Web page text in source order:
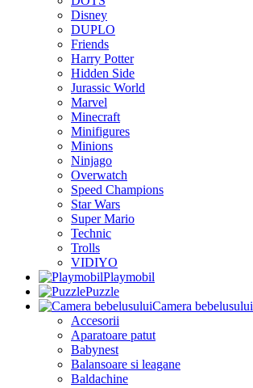
Disney
DUPLO
Friends
Harry Potter
Hidden Side
Jurassic World
Marvel
Minecraft
Minifigures
Minions
Ninjago
Overwatch
Speed Champions
Star Wars
Super Mario
Technic
Trolls
VIDIYO
Playmobil
Puzzle
Camera bebelusului
Accesorii
Aparatoare patut
Babynest
Balansoare si leagane
Baldachine